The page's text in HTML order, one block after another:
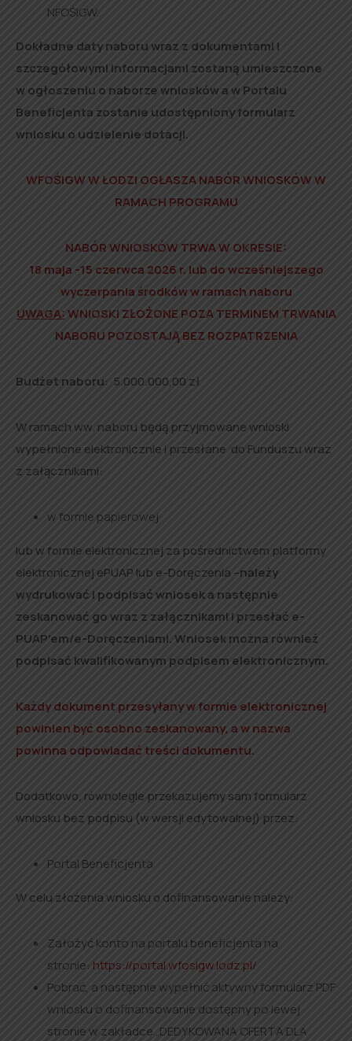
NFOŚiGW.
Dokładne daty naboru wraz z dokumentami i
szczegółowymi informacjami zostaną umieszczone
w ogłoszeniu o naborze wniosków a w Portalu
Beneficjenta zostanie udostępniony formularz
wniosku o udzielenie dotacji.
WFOŚiGW W ŁODZI OGŁASZA NABÓR WNIOSKÓW W
RAMACH PROGRAMU
NABÓR WNIOSKÓW TRWA W OKRESIE:
18 maja -15 czerwca 2026 r. lub do wcześniejszego
wyczerpania środków w ramach naboru
UWAGA:WNIOSKI ZŁOŻONE POZA TERMINEM TRWANIA
NABORU POZOSTAJĄ BEZ ROZPATRZENIA
Budżet naboru: 5.000.000,00 zł
W ramach ww. naboru będą przyjmowane wnioski
wypełnione elektronicznie i przesłane do Funduszu wraz
z załącznikami:
w formie papierowej
lub w formie elektronicznej za pośrednictwem platformy
elektronicznej ePUAP lub e-Doręczenia –należy
wydrukować i podpisać wniosek a następnie
zeskanować go wraz z załącznikami i przesłać e-
PUAP’em/e-Doręczeniami. Wniosek można również
podpisać kwalifikowanym podpisem elektronicznym.
Każdy dokument przesyłany w formie elektronicznej
powinien być osobno zeskanowany, a w nazwa
powinna odpowiadać treści dokumentu.
Dodatkowo, równolegle przekazujemy sam formularz
wniosku bez podpisu (w wersji edytowalnej) przez:
Portal Beneficjenta
W celu złożenia wniosku o dofinansowanie należy:
Założyć konto na portalu beneficjenta na
stronie: https://portal.wfosigw.lodz.pl/
Pobrać, a następnie wypełnić aktywny formularz PDF
wniosku o dofinansowanie dostępny po lewej
stronie w zakładce „DEDYKOWANA OFERTA DLA